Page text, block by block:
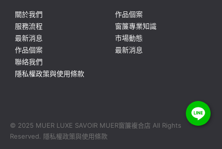
關於我們
服務流程
最新消息
作品個案
聯絡我們
隱私權政策與使用條款
作品個案
窗簾專業知識
市場動態
最新消息
© 2025 MUER LUXE SAVOIR MUER窗簾複合店 All Rights
Reserved. 隱私權政策與使用條款